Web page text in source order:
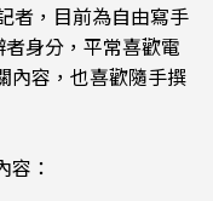
者，目前為自由寫手
身分，平常喜歡電
內容，也喜歡隨手撰
容：